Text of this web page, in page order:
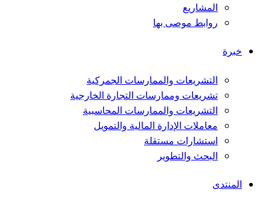
المشاريع
روابط موصى بها
خبرة
التشريعات والممارسات الجمركية
تشريعات وممارسات التجارة الخارجية
التشريعات والممارسات المحاسبية
معاملات الإدارة المالية والتمويل
استشارات مستقلة
البحث والتطوير
المنتدى